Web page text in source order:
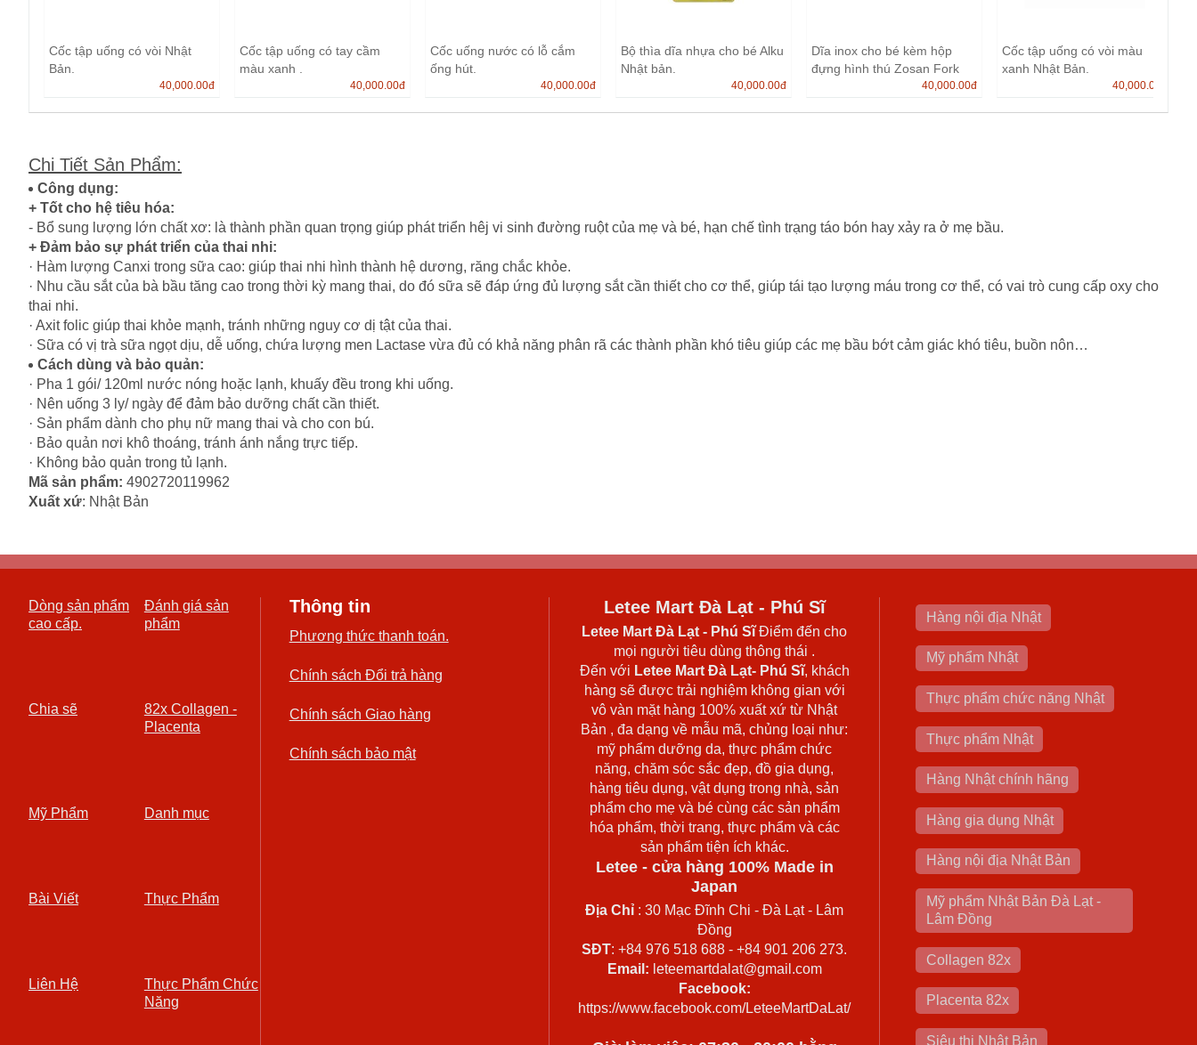
Cốc tập uống có vòi Nhật
Bản.
40,000.00đ
Cốc tập uống có tay cầm
màu xanh .
40,000.00đ
Cốc uống nước có lỗ cắm
ống hút.
40,000.00đ
Bộ thìa dĩa nhựa cho bé Alku
Nhật bản.
40,000.00đ
Dĩa inox cho bé kèm hộp
đựng hình thú Zosan Fork
40,000.00đ
Cốc tập uống có vòi màu
xanh Nhật Bản.
40,000.00
Chi Tiết Sản Phẩm:
Công dụng:
+ Tốt cho hệ tiêu hóa:
- Bổ sung lượng lớn chất xơ: là thành phần quan trọng giúp phát triển hêj vi sinh đường ruột của mẹ và bé, hạn chế tình trạng táo bón hay xảy ra ở mẹ bầu.
+ Đảm bảo sự phát triển của thai nhi:
· Hàm lượng Canxi trong sữa cao: giúp thai nhi hình thành hệ dương, răng chắc khỏe.
· Nhu cầu sắt của bà bầu tăng cao trong thời kỳ mang thai, do đó sữa sẽ đáp ứng đủ lượng sắt cần thiết cho cơ thể, giúp tái tạo lượng máu trong cơ thể, có vai trò cung cấp oxy cho
thai nhi.
· Axit folic giúp thai khỏe mạnh, tránh những nguy cơ dị tật của thai.
· Sữa có vị trà sữa ngọt dịu, dễ uống, chứa lượng men Lactase vừa đủ có khả năng phân rã các thành phần khó tiêu giúp các mẹ bầu bớt cảm giác khó tiêu, buồn nôn…
Cách dùng và bảo quản:
· Pha 1 gói/ 120ml nước nóng hoặc lạnh, khuấy đều trong khi uống.
· Nên uống 3 ly/ ngày để đảm bảo dưỡng chất cần thiết.
· Sản phẩm dành cho phụ nữ mang thai và cho con bú.
· Bảo quản nơi khô thoáng, tránh ánh nắng trực tiếp.
· Không bảo quản trong tủ lạnh.
Mã sản phẩm: 4902720119962
Xuất xứ: Nhật Bản
Dòng sản phẩm
cao cấp.
Đánh giá sản
phẩm
Chia sẽ
82x Collagen -
Placenta
Mỹ Phẩm Danh mục
Bài Viết Thực Phẩm
Liên Hệ
Thực Phẩm Chức
Năng
Thông tin
Phương thức thanh toán.
Chính sách Đổi trả hàng
Chính sách Giao hàng
Chính sách bảo mật
Letee Mart Đà Lạt - Phú Sĩ
Letee Mart Đà Lạt - Phú SĩĐiểm đến cho
mọi người tiêu dùng thông thái .
Đến với Letee Mart Đà Lạt- Phú Sĩ, khách
hàng sẽ được trải nghiệm không gian với
vô vàn mặt hàng 100% xuất xứ từ Nhật
Bản , đa dạng về mẫu mã, chủng loại như:
mỹ phẩm dưỡng da, thực phẩm chức
năng, chăm sóc sắc đẹp, đồ gia dụng,
hàng tiêu dụng, vật dụng trong nhà, sản
phẩm cho mẹ và bé cùng các sản phẩm
hóa phẩm, thời trang, thực phẩm và các
sản phẩm tiện ích khác.
Letee - cửa hàng 100% Made in
Japan
Địa Chỉ : 30 Mạc Đĩnh Chi - Đà Lạt - Lâm
Đồng
SĐT: +84 976 518 688 - +84 901 206 273.
Email: leteemartdalat@gmail.com
Facebook:
https://www.facebook.com/LeteeMartDaLat/
Hàng nội địa Nhật
Mỹ phẩm Nhật
Thực phẩm chức năng Nhật
Thực phẩm Nhật
Hàng Nhật chính hãng
Hàng gia dụng Nhật
Hàng nội địa Nhật Bản
Mỹ phẩm Nhật Bản Đà Lạt -
Lâm Đồng
Collagen 82x
Placenta 82x
Siêu thị Nhật Bản